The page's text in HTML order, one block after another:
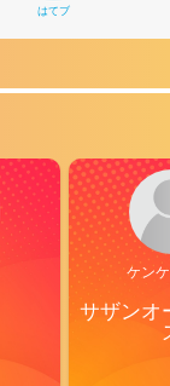
はてブ
ケン
サザンオ